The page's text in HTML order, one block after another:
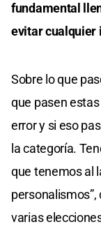
fundamental
evitar cualquier
Sobre lo que
que pasen
error y si eso
la categoría.
que tenemos al
varias